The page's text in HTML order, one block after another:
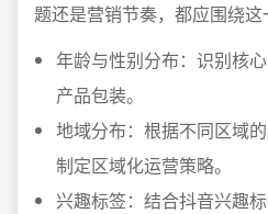
题还是营销节奏，都应围绕这
年龄与性别分布：识别核
产品包装。
地域分布：根据不同区域
制定区域化运营策略。
兴趣标签：结合抖音兴趣